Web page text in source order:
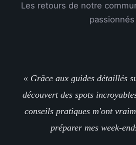
Les retours de notre
passionnés
« Grâce aux guides détaillés
découvert des spots
conseils pratiques m'ont
préparer mes week-